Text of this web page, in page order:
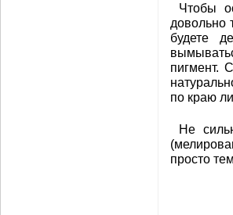
Чтобы
довольно
будете
пигмент.
по краю
Не
просто